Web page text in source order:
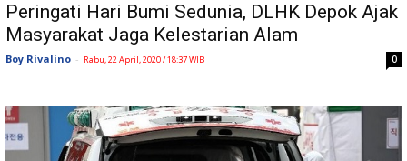
Peringati Hari Bumi Sedunia, DLHK Depok Ajak
Masyarakat Jaga Kelestarian Alam
Boy Rivalino - Rabu, 22 April, 2020 / 18:37 WIB 0